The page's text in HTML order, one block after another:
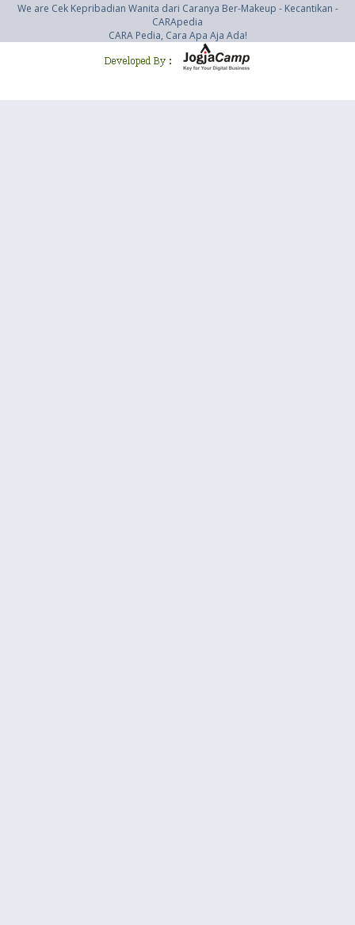
We are Cek Kepribadian Wanita dari Caranya Ber-Makeup - Kecantikan -
CARApedia
CARA Pedia, Cara Apa Aja Ada!